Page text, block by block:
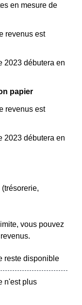
en mesure de
revenus est
2023 débutera en
papier
revenus est
2023 débutera en
vous pouvez
reste disponible
n'est plus